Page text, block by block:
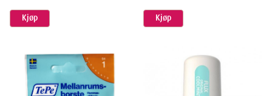
Kjøp Kjøp